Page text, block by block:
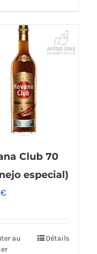
Club 70
especial)
€
au
Détails